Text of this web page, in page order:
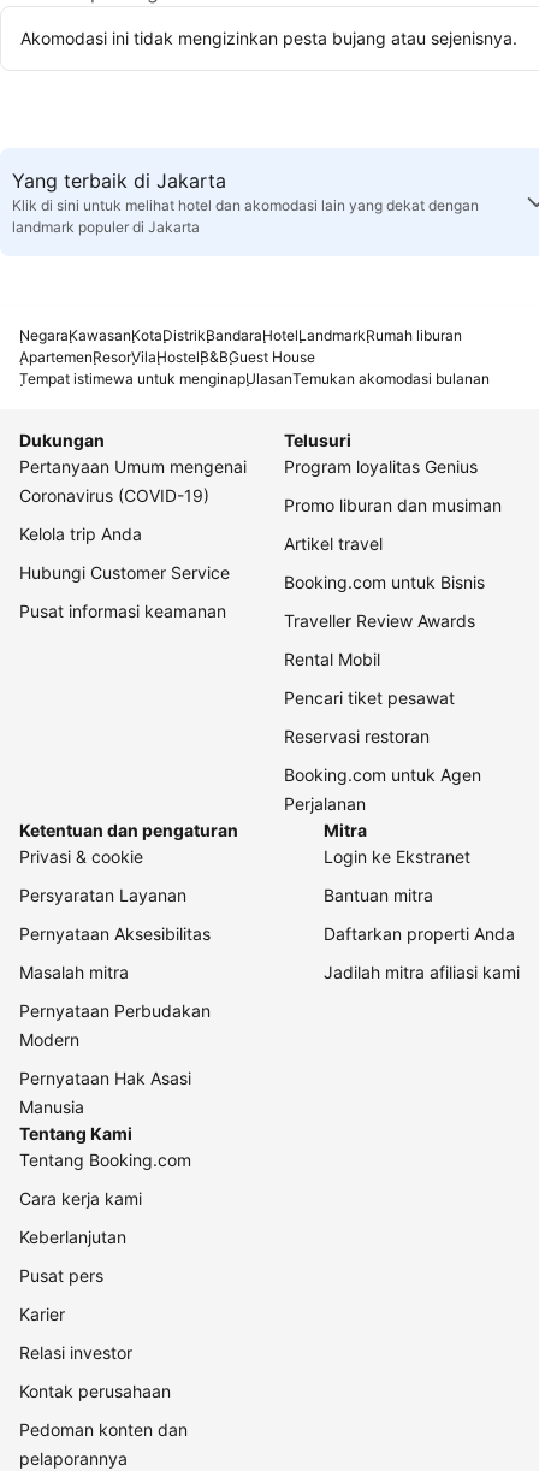
Akomodasi ini tidak mengizinkan pesta bujang atau sejenisnya.
Yang terbaik di Jakarta
Klik di sini untuk melihat hotel dan akomodasi lain yang dekat dengan
landmark populer di Jakarta
NegaraKawasanKotaDistrikBandaraHotelLandmarkRumah liburan
ApartemenResorVilaHostelB&BGuest House
Tempat istimewa untuk menginapUlasanTemukan akomodasi bulanan
Dukungan
Pertanyaan Umum mengenai
Coronavirus (COVID-19)
Kelola trip Anda
Hubungi Customer Service
Pusat informasi keamanan
Telusuri
Program loyalitas Genius
Promo liburan dan musiman
Artikel travel
Booking.com untuk Bisnis
Traveller Review Awards
Rental Mobil
Pencari tiket pesawat
Reservasi restoran
Booking.com untuk Agen
Perjalanan
Ketentuan dan pengaturan
Privasi & cookie
Persyaratan Layanan
Pernyataan Aksesibilitas
Masalah mitra
Pernyataan Perbudakan
Modern
Pernyataan Hak Asasi
Manusia
Mitra
Login ke Ekstranet
Bantuan mitra
Daftarkan properti Anda
Jadilah mitra afiliasi kami
Tentang Kami
Tentang Booking.com
Cara kerja kami
Keberlanjutan
Pusat pers
Karier
Relasi investor
Kontak perusahaan
Pedoman konten dan
pelaporannya